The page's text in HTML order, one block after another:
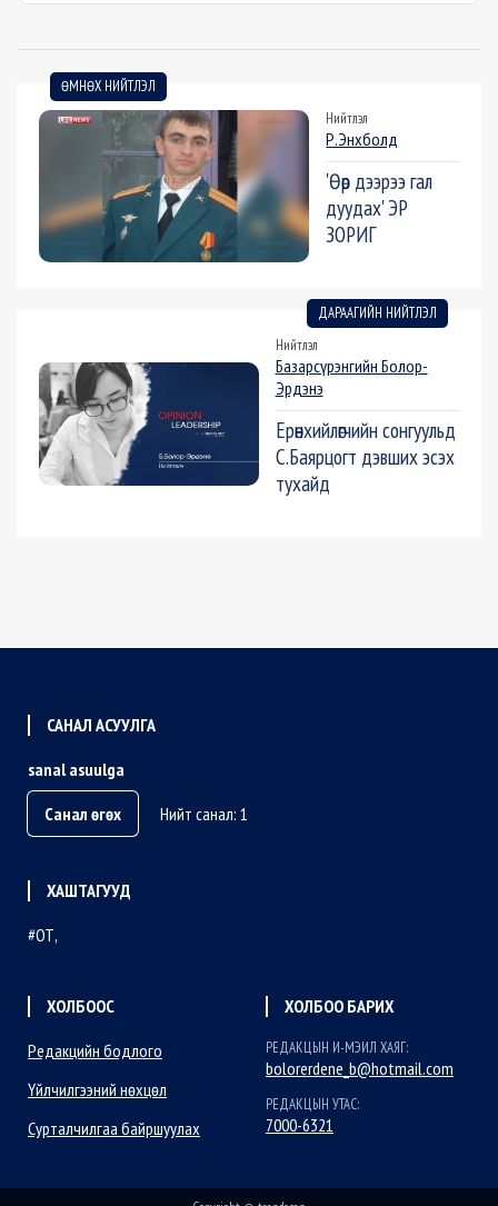
ӨМНӨХ НИЙТЛЭЛ
Нийтлэл
Р.Энхболд
'Өөр дээрээ гал
дуудах' ЭР
ЗОРИГ
ДАРААГИЙН НИЙТЛЭЛ
Нийтлэл
Базарсүрэнгийн Болор-
Эрдэнэ
Ерөнхийлөгчийн сонгуульд
С.Баярцогт дэвших эсэх
тухайд
САНАЛ АСУУЛГА
sanal asuulga
Санал өгөх
Нийт санал: 1
ХАШТАГУУД
ОТ
ХОЛБООС
Редакцийн бодлого
Үйлчилгээний нөхцөл
Сурталчилгаа байршуулах
ХОЛБОО БАРИХ
РЕДАКЦЫН И-МЭИЛ ХАЯГ:
bolorerdene_b@hotmail.com
РЕДАКЦЫН УТАС:
7000-6321